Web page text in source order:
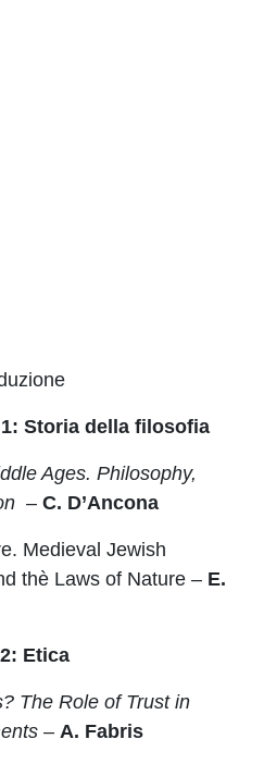
1: Storia della filosofia
Ages. Philosophy,
– C. D’Ancona
Medieval Jewish
thè Laws of Nature – E.
Etica
The Role of Trust in
– A. Fabris